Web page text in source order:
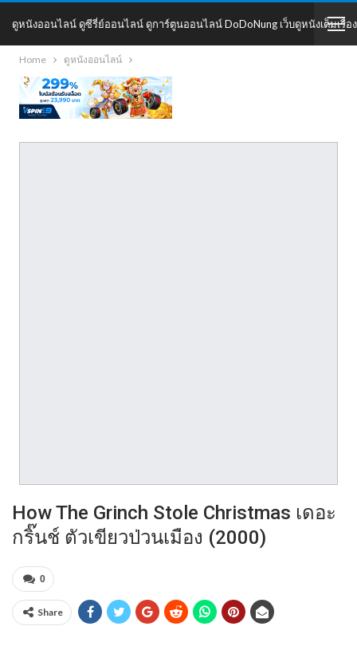
ดูหนังออนไลน์ ดูซีรี่ย์ออนไลน์ ดูการ์ตูนออนไลน์ DoDoNung เว็บดูหนังเต็มเรื่อง
DoDoNung
Home ดูหนังออนไลน์
How The Grinch Stole Christmas เดอะ
กริ๊นช์ ตัวเขียวป่วนเมือง (2000)
0
Share